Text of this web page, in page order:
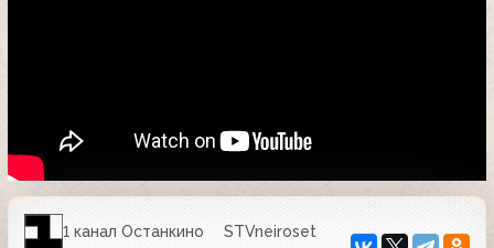
1 канал Останкино
STVneiroset